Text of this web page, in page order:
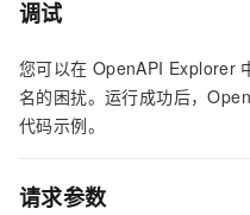
调试
您可以在 OpenAPI Explorer
名的困扰。运行成功后，
代码示例。
请求参数